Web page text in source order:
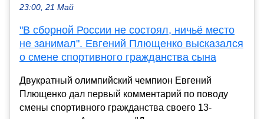
23:00, 21 Май
"В сборной России не состоял, ничьё место
не занимал". Евгений Плющенко высказался
о смене спортивного гражданства сына
Двукратный олимпийский чемпион Евгений
Плющенко дал первый комментарий по поводу
смены спортивного гражданства своего 13-